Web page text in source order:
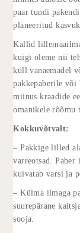
paar tundi
planeeritud
Kallid
kuigi oleme nii
küll vanaemadel
pakkepaberile või
miinus kraadide
omanikele rõõmu
Kokkuvõtvalt:
– Pakkige lilled
varreotsad. Paber
kuivatab varsi ja
– Külma ilmaga
suurepärane
sooja.